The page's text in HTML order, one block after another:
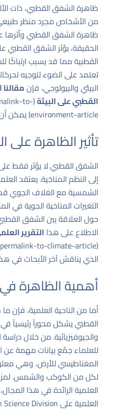
ظاهرة الشفق القطبي، ذات
من الأشخاص مجرد منظر
ظاهرة الشفق القطبي وأثرها
الحقيقة، يؤثر الشفق
القطبية مما قد يسبب ارتباكًا
تعتمد على الضوء لتوجيه
البيئي والبيولوجي، فإن
القطبي على البيئة(
to-
environment-article) يمكن
تأثير الظاهرة على
الشفق القطبي لا يؤثر فقط على
إلى النظم المناخية. يعتقد
الشمسية مع الغلاف الجوي
التغيرات المناخية الجوية في
حول العلاقة بين الشفق
الاطلاع على هذا التقرير
(
to-climate-article
الذي يناقش آخر الأبحاث في
أهمية الظاهرة في
أما من الناحية العلمية،
القطبي يشكل محوراً رئيسياً في
والجيوفيزيائية. من خلال
للعلماء جمّع بيانات مهمة عن
المغناطيسي للأرض، وهي
لكل من الكوكب والشمس.
العلمية الرائدة في هذا
العلمية علىScience Division